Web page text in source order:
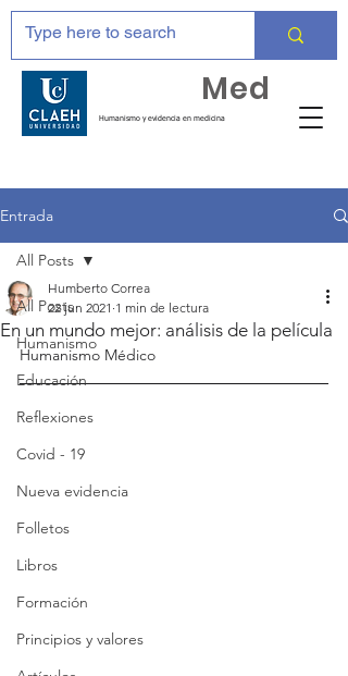
Humanismo y evidencia en medicina
Med
Entrada
All Posts
Humanismo
Educación
Reflexiones
Covid - 19
Nueva evidencia
Folletos
Libros
Formación
Principios y valores
All Posts
En un mundo mejor: análisis de la película
Humberto Correa
22 jun 2021 1 min de lectura
Humanismo Médico